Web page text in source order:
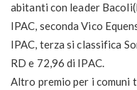
abitanti con leader
IPAC, seconda Vico
IPAC, terza si classifica
RD e 72,96 di IPAC.
Altro premio per i comuni